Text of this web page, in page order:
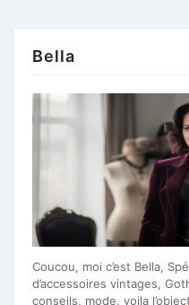
Bella
Coucou, moi c’est Bella,
d’accessoires vintages,
conseils, mode, voila